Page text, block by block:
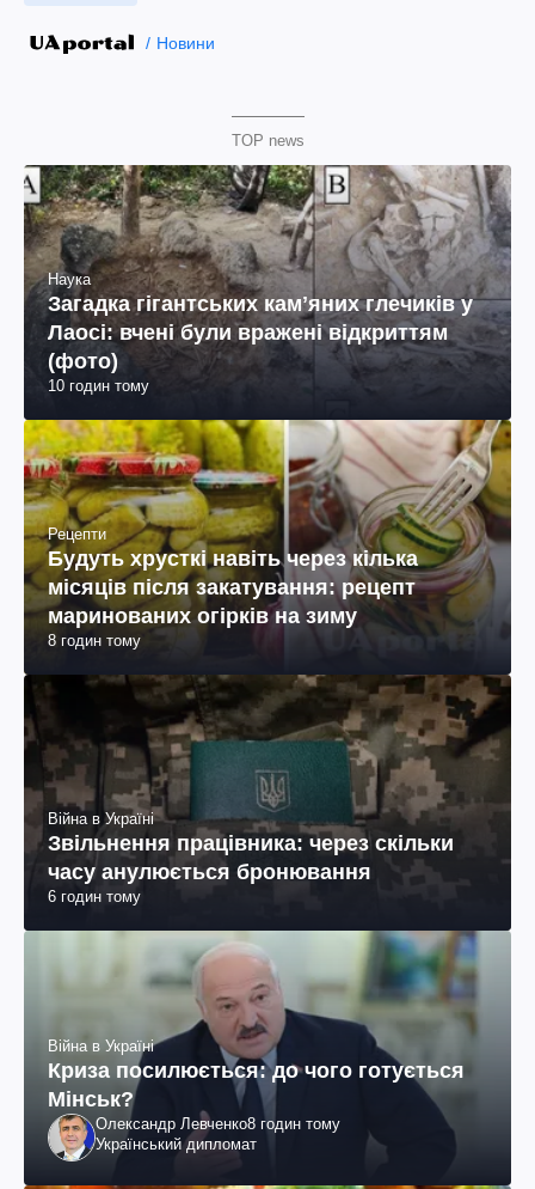
Новини
TOP news
Наука
Загадка гігантських камʼяних глечиків у
Лаосі: вчені були вражені відкриттям
(фото)
10 годин тому
Рецепти
Будуть хрусткі навіть через кілька
місяців після закатування: рецепт
маринованих огірків на зиму
8 годин тому
Війна в Україні
Звільнення працівника: через скільки
часу анулюється бронювання
6 годин тому
Війна в Україні
Криза посилюється: до чого готується
Мінськ?
Олександр Левченко8 годин тому
Український дипломат